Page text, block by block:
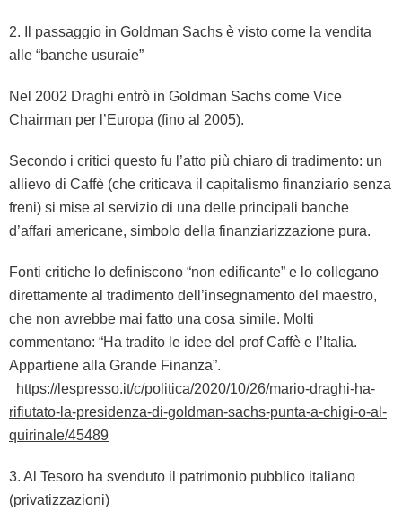
2. Il passaggio in Goldman Sachs è visto come la vendita
alle “banche usuraie”
Nel 2002 Draghi entrò in Goldman Sachs come Vice
Chairman per l’Europa (fino al 2005).
Secondo i critici questo fu l’atto più chiaro di tradimento: un
allievo di Caffè (che criticava il capitalismo finanziario senza
freni) si mise al servizio di una delle principali banche
d’affari americane, simbolo della finanziarizzazione pura.
Fonti critiche lo definiscono “non edificante” e lo collegano
direttamente al tradimento dell’insegnamento del maestro,
che non avrebbe mai fatto una cosa simile. Molti
commentano: “Ha tradito le idee del prof Caffè e l’Italia.
Appartiene alla Grande Finanza”.
https://lespresso.it/c/politica/2020/10/26/mario-draghi-ha-
rifiutato-la-presidenza-di-goldman-sachs-punta-a-chigi-o-al-
quirinale/45489
3. Al Tesoro ha svenduto il patrimonio pubblico italiano
(privatizzazioni)